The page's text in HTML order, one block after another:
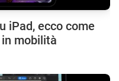
iPad, ecco come
in mobilità